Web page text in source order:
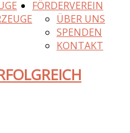
FÖRDERVEREIN
ÜBER UNS
SPENDEN
KONTAKT